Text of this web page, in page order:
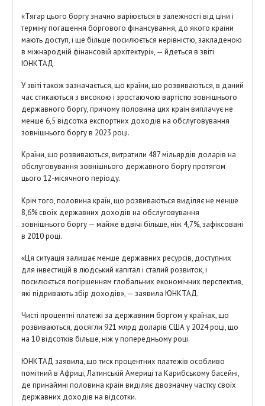
«Тягар цього боргу значно варіюється в залежності від ціни і
терміну погашення боргового фінансування, до якого країни
мають доступ, і ще більше посилюється нерівністю, закладеною
в міжнародній фінансовій архітектурі», — йдеться в звіті
ЮНКТАД.
У звіті також зазначається, що країни, що розвиваються, в даний
час стикаються з високою і зростаючою вартістю зовнішнього
державного боргу, причому половина цих країн виплачує не
менше 6,5 відсотка експортних доходів на обслуговування
зовнішнього боргу в 2023 році.
Країни, що розвиваються, витратили 487 мільярдів доларів на
обслуговування зовнішнього державного боргу протягом
цього 12-місячного періоду.
Крім того, половина країн, що розвиваються виділяє не менше
8,6% своїх державних доходів на обслуговування
зовнішнього боргу — майже вдвічі більше, ніж 4,7%, зафіксовані
в 2010 році.
«Ця ситуація залишає менше державних ресурсів, доступних
для інвестицій в людський капітал і сталий розвиток, і
посилюється погіршенням глобальних економічних перспектив,
які підривають збір доходів», — заявила ЮНКТАД.
Чисті процентні платежі за державним боргом у країнах, що
розвиваються, досягли 921 млрд доларів США у 2024 році, що
на 10 відсотків більше, ніж у попередньому році.
ЮНКТАД заявила, що тиск процентних платежів особливо
помітний в Африці, Латинській Америці та Карибському басейні,
де принаймні половина країн виділяє двозначну частку своїх
державних доходів на відсотки.